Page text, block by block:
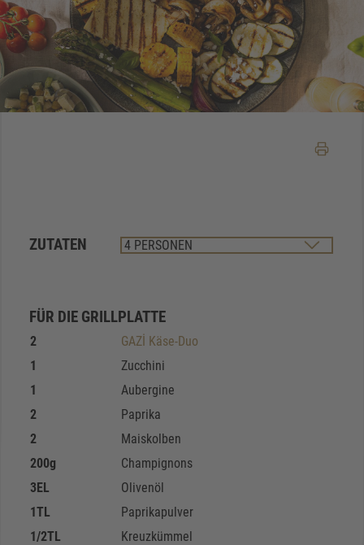
ZUTATEN
FÜR DIE GRILLPLATTE
2
GAZİ Käse-Duo
1
Zucchini
1
Aubergine
2
Paprika
2
Maiskolben
200g
Champignons
3EL
Olivenöl
1TL
Paprikapulver
1/2TL
Kreuzkümmel